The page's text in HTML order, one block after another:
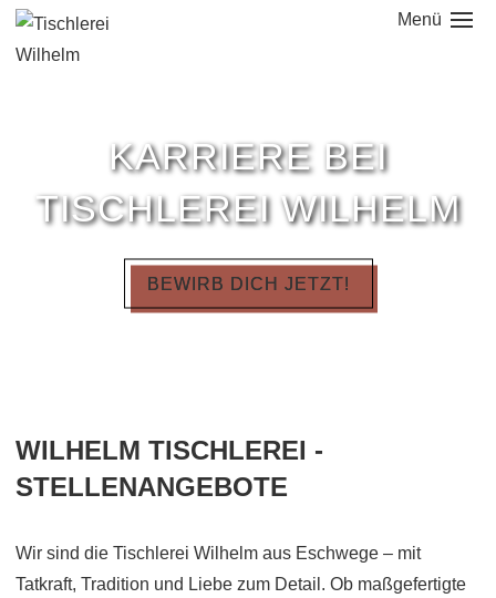
Menü
KARRIERE BEI
TISCHLEREI WILHELM
BEWIRB DICH JETZT!
WILHELM TISCHLEREI -
STELLENANGEBOTE
Wir sind die Tischlerei Wilhelm aus Eschwege – mit
Tatkraft, Tradition und Liebe zum Detail. Ob maßgefertigte